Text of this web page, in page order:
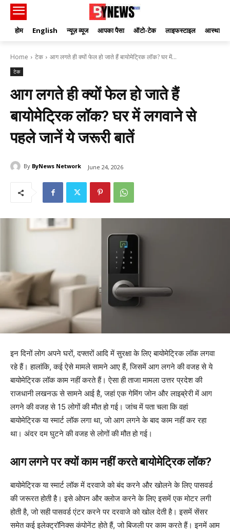
होम English न्यूज़ व्यूज आपका पैसा ऑटो-टेक लाइफस्टाइल आस्था
Home टेक आग लगते ही क्यों फेल हो जाते हैं बायोमेट्रिक लॉक? घर में...
टेक
आग लगते ही क्यों फेल हो जाते हैं
बायोमेट्रिक लॉक? घर में लगवाने से
पहले जानें ये जरूरी बातें
By ByNews Network June 24, 2026
इन दिनों लोग अपने घरों, दफ्तरों आदि में सुरक्षा के लिए बायोमेट्रिक लॉक लगवा
रहे हैं। हालांकि, कई ऐसे मामले सामने आए हैं, जिसमें आग लगने की वजह से ये
बायोमेट्रिक लॉक काम नहीं करते हैं। ऐसा ही ताजा मामला उत्तर प्रदेश की
राजधानी लखनऊ से सामने आई है, जहां एक गेमिंग जोन और लाइब्रेरी में आग
लगने की वजह से 15 लोगों की मौत हो गई। जांच में पता चला कि वहां
बायोमेट्रिक या स्मार्ट लॉक लगा था, जो आग लगने के बाद काम नहीं कर रहा
था। अंदर दम घुटने की वजह से लोगों की मौत हो गई।
आग लगने पर क्यों काम नहीं करते बायोमेट्रिक लॉक?
बायोमेट्रिक या स्मार्ट लॉक में दरवाजे को बंद करने और खोलने के लिए पासवर्ड
की जरूरत होती है। इसे ओपन और क्लोज करने के लिए इसमें एक मोटर लगी
होती है, जो सही पासवर्ड एंटर करने पर दरवाजे को खोल देती है। इसमें सेंसर
समेत कई इलेक्ट्रॉनिक्स कंपोनेंट होते हैं, जो बिजली पर काम करते हैं। इनमें आम